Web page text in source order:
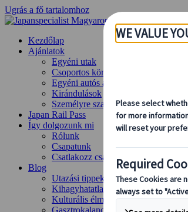
Ugrás a fő tartalomhoz
Kezdőlap
Ajánlatok
Egyéni utak
Csoportos körutazások
Egyéni autós ajánlatok
Kirándulások
Személyre szabott csoportos
Japan Rail Pass
Így dolgozunk mi
Rólunk
Csapatunk
Csatlakozz csapatunkhoz
Blog
Utazási tippek évszakok szerint
Kihagyhatatlan látnivalók
Kulturális élmények
Gasztrokalandok